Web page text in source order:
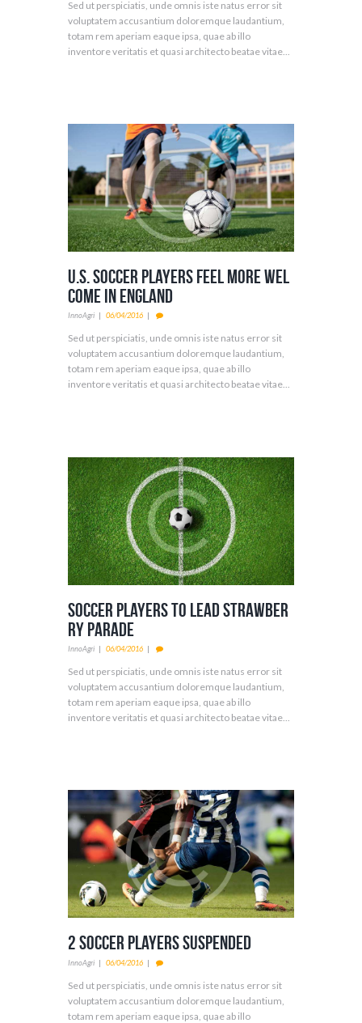
Sed ut perspiciatis, unde omnis iste natus error sit
voluptatem accusantium doloremque laudantium,
totam rem aperiam eaque ipsa, quae ab illo
inventore veritatis et quasi architecto beatae vitae...
U.S. Soccer Players Feel More Wel
come in England
InnoAgri 06/04/2016
Sed ut perspiciatis, unde omnis iste natus error sit
voluptatem accusantium doloremque laudantium,
totam rem aperiam eaque ipsa, quae ab illo
inventore veritatis et quasi architecto beatae vitae...
Soccer Players to Lead Strawber
ry Parade
InnoAgri 06/04/2016
Sed ut perspiciatis, unde omnis iste natus error sit
voluptatem accusantium doloremque laudantium,
totam rem aperiam eaque ipsa, quae ab illo
inventore veritatis et quasi architecto beatae vitae...
2 Soccer Players Suspended
InnoAgri 06/04/2016
Sed ut perspiciatis, unde omnis iste natus error sit
voluptatem accusantium doloremque laudantium,
totam rem aperiam eaque ipsa, quae ab illo